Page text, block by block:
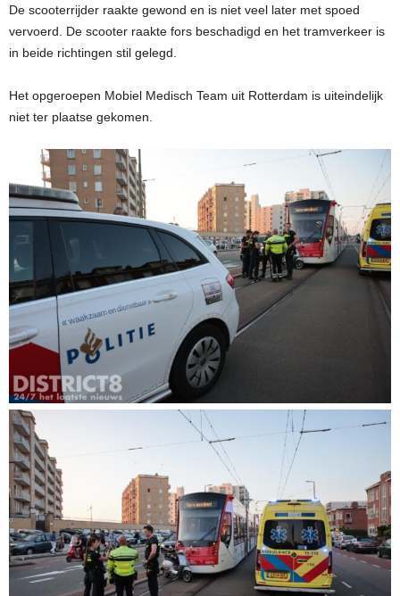
De scooterrijder raakte gewond en is niet veel later met spoed
vervoerd. De scooter raakte fors beschadigd en het tramverkeer is
in beide richtingen stil gelegd.
Het opgeroepen Mobiel Medisch Team uit Rotterdam is uiteindelijk
niet ter plaatse gekomen.